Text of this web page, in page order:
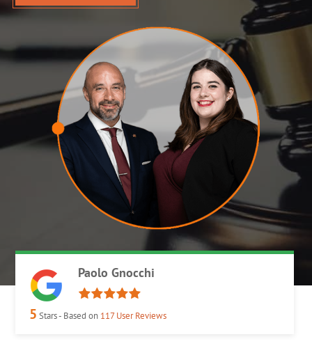
Paolo Gnocchi
5 Stars - Based on 117User Reviews